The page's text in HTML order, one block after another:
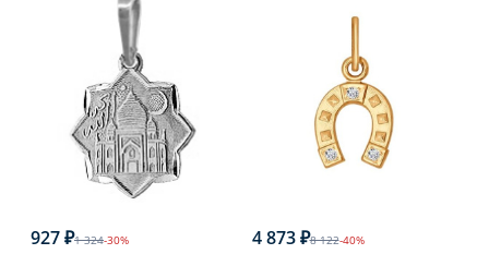
927 ₽1 324-30% 4 873 ₽8 122-40%